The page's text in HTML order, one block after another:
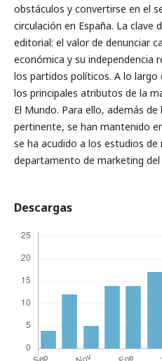
obstáculos y convertirse en el
circulación en España. La clave
editorial: el valor de denunciar
económica y su independencia
los partidos políticos. A lo largo
los principales atributos de la
El Mundo. Para ello, además
pertinente, se han mantenido
se ha acudido a los estudios de
departamento de marketing
Descargas